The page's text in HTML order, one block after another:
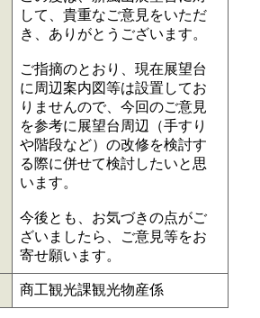
して、貴重なご意見をいただ
き、ありがとうございます。
ご指摘のとおり、現在展望台
に周辺案内図等は設置してお
りませんので、今回のご意見
を参考に展望台周辺（手すり
や階段など）の改修を検討す
る際に併せて検討したいと思
います。
今後とも、お気づきの点がご
ざいましたら、ご意見等をお
寄せ願います。
商工観光課観光物産係